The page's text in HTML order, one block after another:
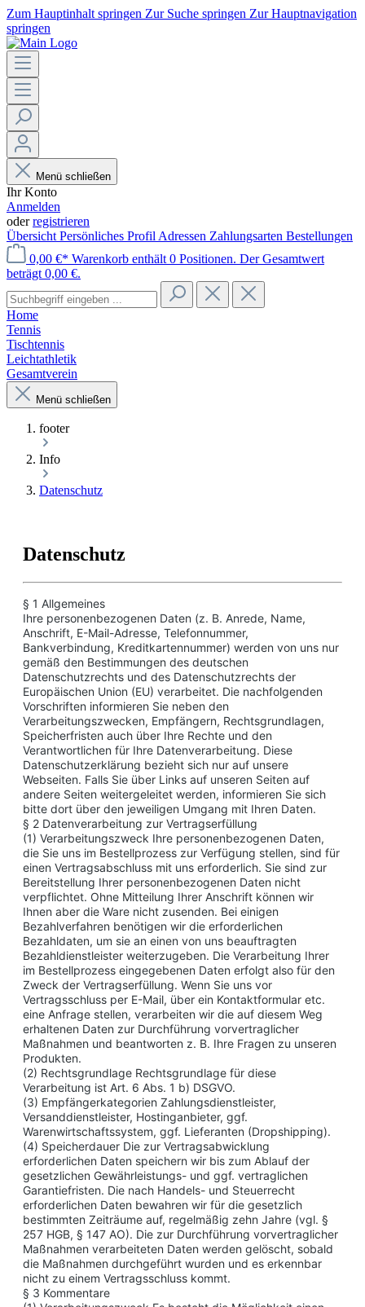
Zum Hauptinhalt springen Zur Suche springen Zur Hauptnavigation
springen
Menü schließen
Ihr Konto
Anmelden
oderregistrieren
Übersicht Persönliches Profil Adressen Zahlungsarten Bestellungen
0,00 €* Warenkorb enthält 0 Positionen. Der Gesamtwert
beträgt 0,00 €.
Home
Tennis
Tischtennis
Leichtathletik
Gesamtverein
Menü schließen
footer
Info
Datenschutz
Datenschutz
§ 1 Allgemeines
Ihre personenbezogenen Daten (z. B. Anrede, Name,
Anschrift, E-Mail-Adresse, Telefonnummer,
Bankverbindung, Kreditkartennummer) werden von uns nur
gemäß den Bestimmungen des deutschen
Datenschutzrechts und des Datenschutzrechts der
Europäischen Union (EU) verarbeitet. Die nachfolgenden
Vorschriften informieren Sie neben den
Verarbeitungszwecken, Empfängern, Rechtsgrundlagen,
Speicherfristen auch über Ihre Rechte und den
Verantwortlichen für Ihre Datenverarbeitung. Diese
Datenschutzerklärung bezieht sich nur auf unsere
Webseiten. Falls Sie über Links auf unseren Seiten auf
andere Seiten weitergeleitet werden, informieren Sie sich
bitte dort über den jeweiligen Umgang mit Ihren Daten.
§ 2 Datenverarbeitung zur Vertragserfüllung
(1) Verarbeitungszweck Ihre personenbezogenen Daten,
die Sie uns im Bestellprozess zur Verfügung stellen, sind für
einen Vertragsabschluss mit uns erforderlich. Sie sind zur
Bereitstellung Ihrer personenbezogenen Daten nicht
verpflichtet. Ohne Mitteilung Ihrer Anschrift können wir
Ihnen aber die Ware nicht zusenden. Bei einigen
Bezahlverfahren benötigen wir die erforderlichen
Bezahldaten, um sie an einen von uns beauftragten
Bezahldienstleister weiterzugeben. Die Verarbeitung Ihrer
im Bestellprozess eingegebenen Daten erfolgt also für den
Zweck der Vertragserfüllung. Wenn Sie uns vor
Vertragsschluss per E-Mail, über ein Kontaktformular etc.
eine Anfrage stellen, verarbeiten wir die auf diesem Weg
erhaltenen Daten zur Durchführung vorvertraglicher
Maßnahmen und beantworten z. B. Ihre Fragen zu unseren
Produkten.
(2) Rechtsgrundlage Rechtsgrundlage für diese
Verarbeitung ist Art. 6 Abs. 1 b) DSGVO.
(3) Empfängerkategorien Zahlungsdienstleister,
Versanddienstleister, Hostinganbieter, ggf.
Warenwirtschaftssystem, ggf. Lieferanten (Dropshipping).
(4) Speicherdauer Die zur Vertragsabwicklung
erforderlichen Daten speichern wir bis zum Ablauf der
gesetzlichen Gewährleistungs- und ggf. vertraglichen
Garantiefristen. Die nach Handels- und Steuerrecht
erforderlichen Daten bewahren wir für die gesetzlich
bestimmten Zeiträume auf, regelmäßig zehn Jahre (vgl. §
257 HGB, § 147 AO). Die zur Durchführung vorvertraglicher
Maßnahmen verarbeiteten Daten werden gelöscht, sobald
die Maßnahmen durchgeführt wurden und es erkennbar
nicht zu einem Vertragsschluss kommt.
§ 3 Kommentare